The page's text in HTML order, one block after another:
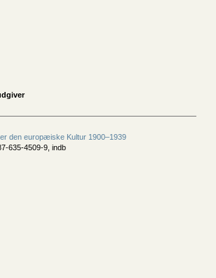
den europæiske Kultur 1900–1939
635-4509-9, indb